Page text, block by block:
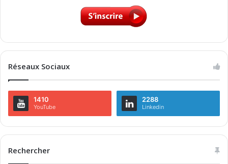
Réseaux Sociaux
1410
YouTube
2288
Linkedin
Rechercher